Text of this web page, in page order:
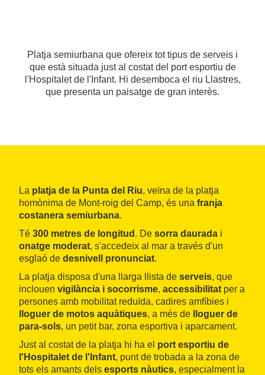
Platja semiurbana que ofereix tot tipus de serveis i
que està situada just al costat del port esportiu de
l'Hospitalet de l'Infant. Hi desemboca el riu Llastres,
que presenta un paisatge de gran interès.
La platja de la Punta del Riu, veïna de la platja
homònima de Mont-roig del Camp, és una franja
costanera semiurbana.
Té 300 metres de longitud . De sorra daurada i
onatge moderat, s'accedeix al mar a través d'un
esglaó de desnivell pronunciat.
La platja disposa d'una llarga llista de serveis, que
inclouen vigilància i socorrisme, accessibilitat per a
persones amb mobilitat reduïda, cadires amfíbies i
lloguer de motos aquàtiques, a més de
lloguer de
para-sols, un petit bar, zona esportiva i aparcament.
Just al costat de la platja hi ha el port esportiu de
l'Hospitalet de l'Infant, punt de trobada a la zona de
tots els amants dels esports nàutics, especialment la